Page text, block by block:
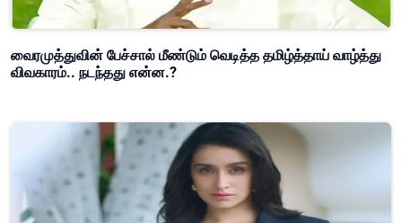
வைரமுத்துவின் பேச்சால் மீண்டும் வெடித்த தமிழ்த்தாய் வாழ்த்து
விவகாரம்.. நடந்தது என்ன.?